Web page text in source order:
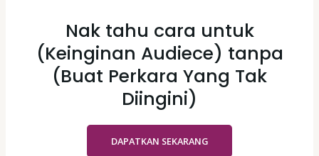
Nak tahu cara untuk
(Keinginan Audiece) tanpa
(Buat Perkara Yang Tak
Diingini)
DAPATKAN SEKARANG